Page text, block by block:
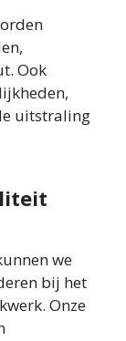
Ook
uitstraling
we
bij het
Onze